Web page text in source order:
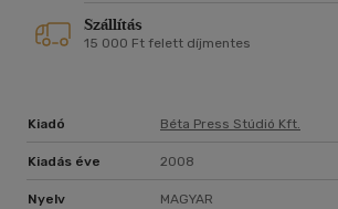
Szállítás
15 000 Ft felett díjmentes
Kiadó Béta Press Stúdió Kft.
Kiadás éve 2008
Nyelv MAGYAR